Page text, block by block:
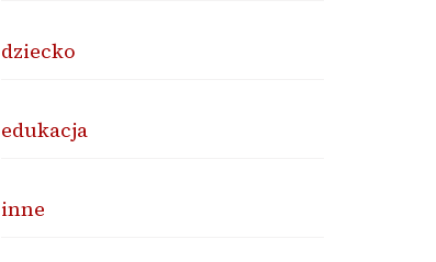
dziecko
edukacja
inne